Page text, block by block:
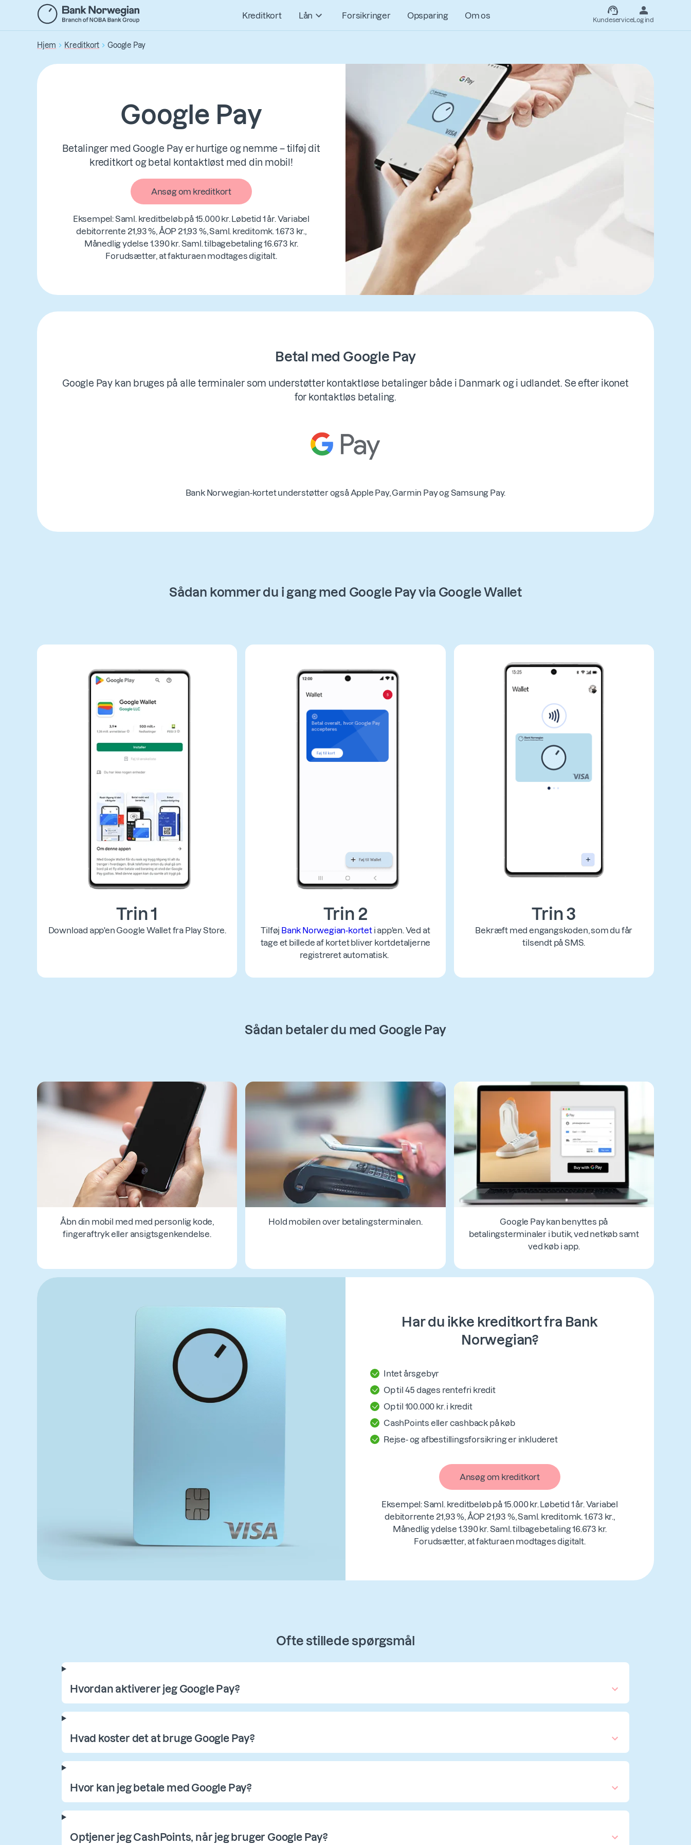
hovedindhold
Kreditkort Lån Forsikringer Opsparing Om os KundeserviceLog ind
Hjem Kreditkort Google Pay
Google Pay
Betalinger med Google Pay er hurtige og nemme – tilføj dit
kreditkort og betal kontaktløst med din mobil!
Ansøg om kreditkort
Eksempel: Saml. kreditbeløb på 15.000 kr. Løbetid 1 år. Variabel
debitorrente 21,93 %, ÅOP 21,93 %, Saml. kreditomk. 1.673 kr.,
Månedlig ydelse 1.390 kr. Saml. tilbagebetaling 16.673 kr.
Forudsætter, at fakturaen modtages digitalt.
Betal med Google Pay
Google Pay kan bruges på alle terminaler som understøtter kontaktløse betalinger både i Danmark og i udlandet. Se efter ikonet
for kontaktløs betaling.
Bank Norwegian-kortet understøtter også Apple Pay, Garmin Pay og Samsung Pay.
Sådan kommer du i gang med Google Pay via Google Wallet
Trin 1
Download app'en Google Wallet fra Play Store.
Trin 2
Tilføj Bank Norwegian-korteti app'en. Ved at
tage et billede af kortet bliver kortdetaljerne
registreret automatisk.
Trin 3
Bekræft med engangskoden, som du får
tilsendt på SMS.
Sådan betaler du med Google Pay
Åbn din mobil med med personlig kode,
fingeraftryk eller ansigtsgenkendelse.
Hold mobilen over betalingsterminalen.
Google Pay kan benyttes på
betalingsterminaler i butik, ved netkøb samt
ved køb i app.
Har du ikke kreditkort fra Bank
Norwegian?
Intet årsgebyr
Op til 45 dages rentefri kredit
Op til 100.000 kr. i kredit
CashPoints eller cashback på køb
Rejse- og afbestillingsforsikring er inkluderet
Ansøg om kreditkort
Eksempel: Saml. kreditbeløb på 15.000 kr. Løbetid 1 år. Variabel
debitorrente 21,93 %, ÅOP 21,93 %, Saml. kreditomk. 1.673 kr.,
Månedlig ydelse 1.390 kr. Saml. tilbagebetaling 16.673 kr.
Forudsætter, at fakturaen modtages digitalt.
Ofte stillede spørgsmål
Hvordan aktiverer jeg Google Pay?
Hvad koster det at bruge Google Pay?
Hvor kan jeg betale med Google Pay?
Optjener jeg CashPoints, når jeg bruger Google Pay?